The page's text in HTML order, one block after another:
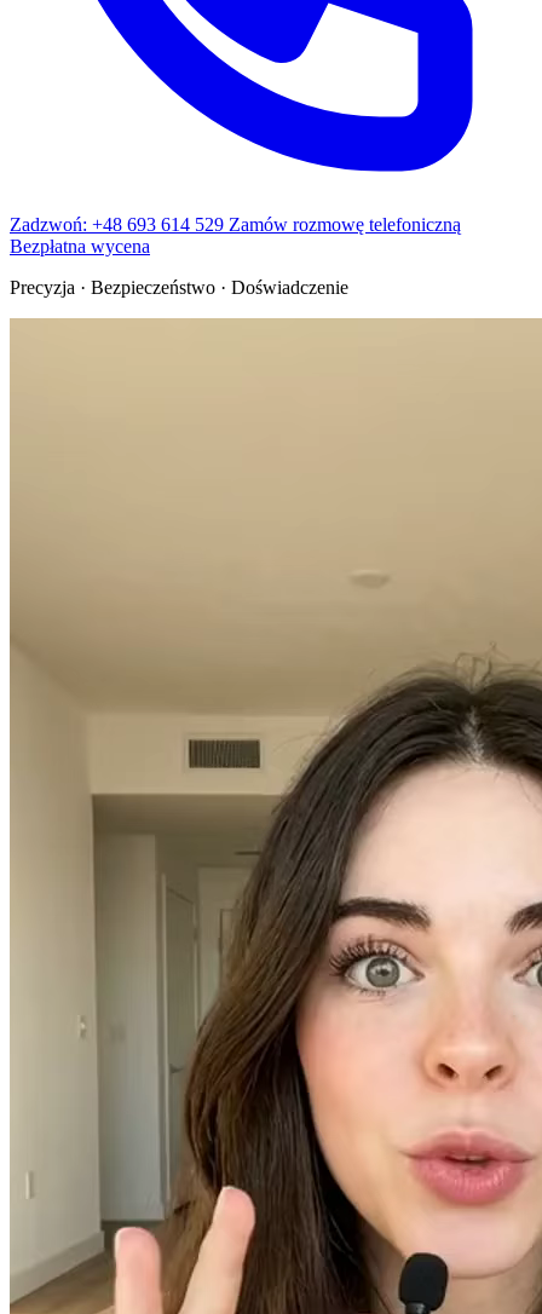
Zadzwoń: +48 693 614 529 Zamów rozmowę telefoniczną
Bezpłatna wycena
Precyzja · Bezpieczeństwo · Doświadczenie